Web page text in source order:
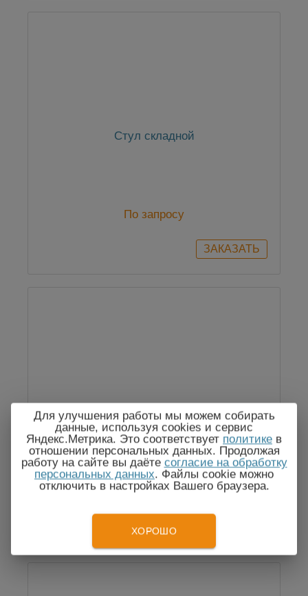
Стул складной
По запросу
Тент (зонт)
По запросу
Для улучшения работы мы можем собирать
данные, используя cookies и сервис
Яндекс.Метрика. Это соответствует политике в
отношении персональных данных. Продолжая
работу на сайте вы даёте согласие на обработку
персональных данных. Файлы cookie можно
отключить в настройках Вашего браузера.
ХОРОШО